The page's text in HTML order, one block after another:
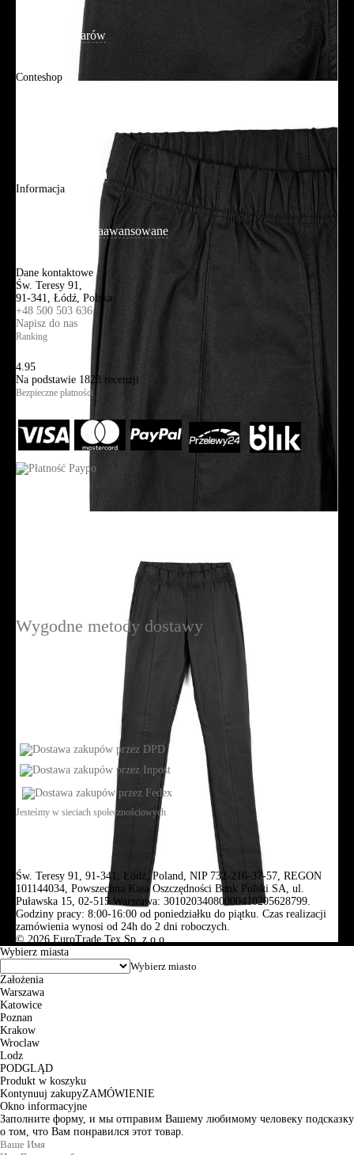
Tabela rozmiarów
Conteshop
Aplikacja mobilna
Informacja
Wyszukiwanie zaawansowane
Dane kontaktowe
Św. Teresy 91,
91-341, Łódź, Polska
+48 500 503 636
Napisz do nas
Ranking
4.95
Na podstawie 1823 recenzji
Bezpieczne płatności
Wygodne metody dostawy
Jesteśmy w sieciach społecznościowych
Św. Teresy 91, 91-341, Łódź, Poland, NIP 732-216-37-57, REGON
101144034, Powszechna Kasa Oszczędności Bank Polski SA, ul.
Puławska 15, 02-515 Warszawa: 30102034080000410205628799.
Godziny pracy: 8:00-16:00 od poniedziałku do piątku. Czas realizacji
zamówienia wynosi od 24h do 2 dni roboczych.
© 2026 EuroTrade Tex Sp. z o.o.
Wybierz miasta
Założenia
Warszawa
Katowice
Poznan
Krakow
Wroclaw
Lodz
PODGLĄD
Produkt w koszyku
Kontynuuj zakupyZAMÓWIENIE
Okno informacyjne
Заполните форму, и мы отправим Вашему любимому человеку подсказку
о том, что Вам понравился этот товар.